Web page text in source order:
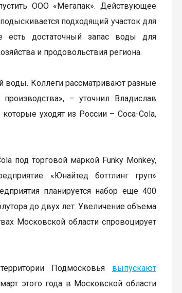
ООО «Мегапак». Действующее
подходящий участок для
есть достаточный запас воды для
и продовольствия региона.
воды. Коллеги рассматривают разные
– уточнил Владислав
уходят из России – Coca-Cola,
под торговой маркой Funky Monkey,
«Юнайтед боттлинг груп»
планируется набор еще 400
до двух лет. Увеличение объема
Московской области спровоцирует
Подмосковья выпускают
этого года в Московской области